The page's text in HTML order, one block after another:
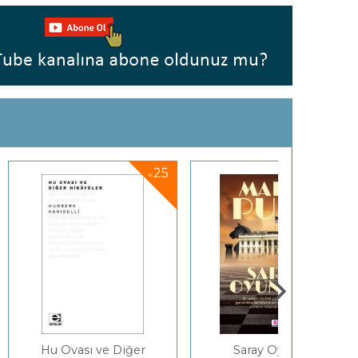
%25
ve Diğer
%25
Saray Oyunları